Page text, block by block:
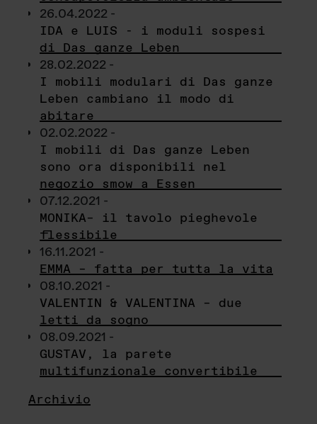
26.04.2022 -
IDA e LUIS - i moduli sospesi
di Das ganze Leben
28.02.2022 -
I mobili modulari di Das ganze
Leben cambiano il modo di
abitare
02.02.2022 -
I mobili di Das ganze Leben
sono ora disponibili nel
negozio smow a Essen
07.12.2021 -
MONIKA– il tavolo pieghevole
flessibile
16.11.2021 -
EMMA – fatta per tutta la vita
08.10.2021 -
VALENTIN & VALENTINA – due
letti da sogno
08.09.2021 -
GUSTAV, la parete
multifunzionale convertibile
Archivio